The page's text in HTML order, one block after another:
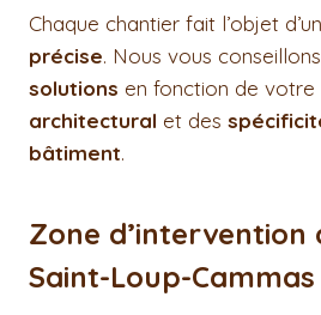
Chaque chantier fait l’objet
précise. Nous vous
solutions en fonction de votre
architectural et des
bâtiment.
Zone d’intervention
Saint-Loup-Cammas